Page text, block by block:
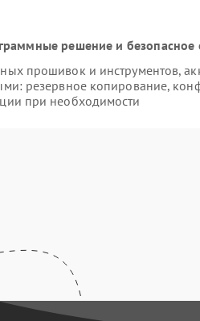
решение и безопасное
прошивок и инструментов,
резервное копирование,
при необходимости